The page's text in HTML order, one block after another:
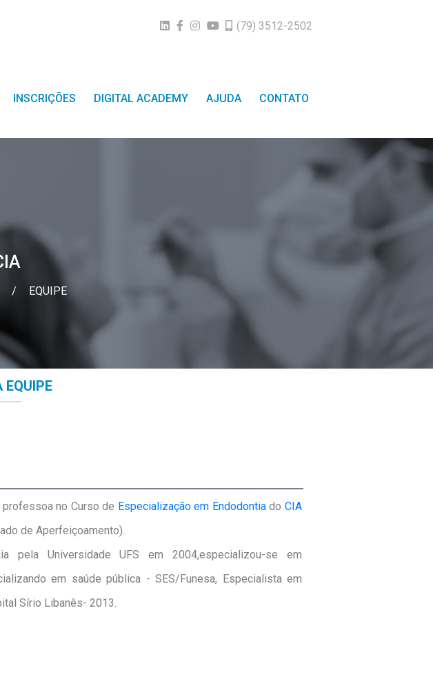
(79) 3512-2502
INSCRIÇÕES DIGITAL ACADEMY AJUDA CONTATO
/ EQUIPE
EQUIPE
no Curso de Especialização em Endodontiado CIA
de Aperfeiçoamento).
pela Universidade UFS em 2004,especializou-se em
em saúde pública - SES/Funesa, Especialista em
Sírio Libanês- 2013.